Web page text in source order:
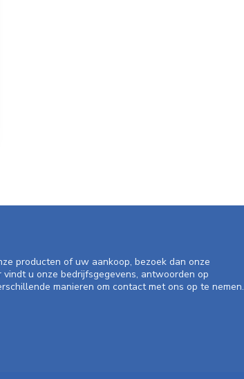
producten of uw aankoop, bezoek dan onze
u onze bedrijfsgegevens, antwoorden op
manieren om contact met ons op te nemen.